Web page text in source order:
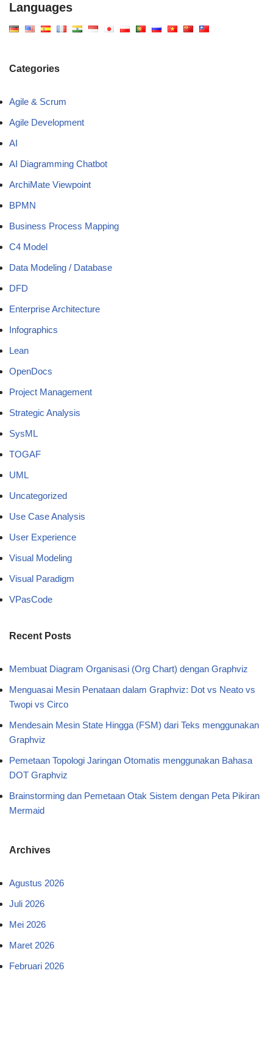
Languages
Categories
Agile & Scrum
Agile Development
AI
AI Diagramming Chatbot
ArchiMate Viewpoint
BPMN
Business Process Mapping
C4 Model
Data Modeling / Database
DFD
Enterprise Architecture
Infographics
Lean
OpenDocs
Project Management
Strategic Analysis
SysML
TOGAF
UML
Uncategorized
Use Case Analysis
User Experience
Visual Modeling
Visual Paradigm
VPasCode
Recent Posts
Membuat Diagram Organisasi (Org Chart) dengan Graphviz
Menguasai Mesin Penataan dalam Graphviz: Dot vs Neato vs
Twopi vs Circo
Mendesain Mesin State Hingga (FSM) dari Teks menggunakan
Graphviz
Pemetaan Topologi Jaringan Otomatis menggunakan Bahasa
DOT Graphviz
Brainstorming dan Pemetaan Otak Sistem dengan Peta Pikiran
Mermaid
Archives
Agustus 2026
Juli 2026
Mei 2026
Maret 2026
Februari 2026